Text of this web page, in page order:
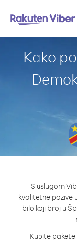
Kako
S uslugom
kvalitetne pozive
bilo koji broj u
Kupite